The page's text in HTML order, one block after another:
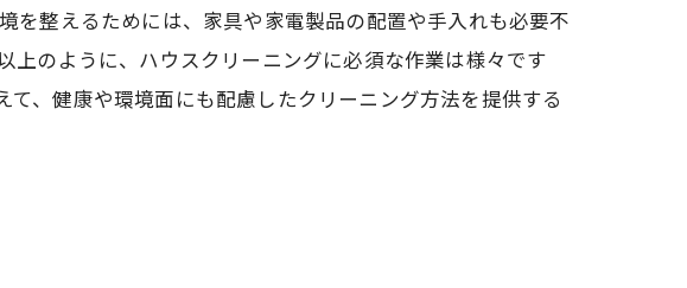
を整えるためには、家具や家電製品の配置や手入れも必要不
上のように、ハウスクリーニングに必須な作業は様々です
、健康や環境面にも配慮したクリーニング方法を提供する